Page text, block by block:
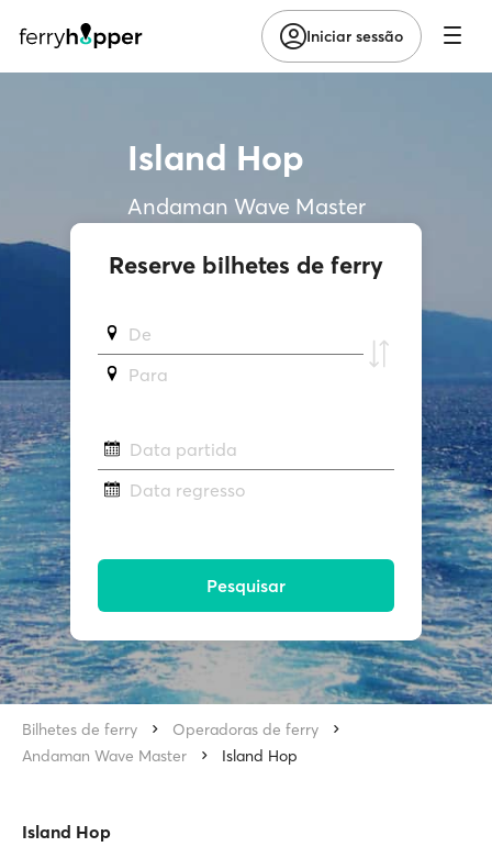
Iniciar sessão
Island Hop
Andaman Wave Master
Reserve bilhetes de ferry
De
Para
Data partida
Data regresso
Pesquisar
Bilhetes de ferry
Operadoras de ferry
Andaman Wave Master
Island Hop
Island Hop